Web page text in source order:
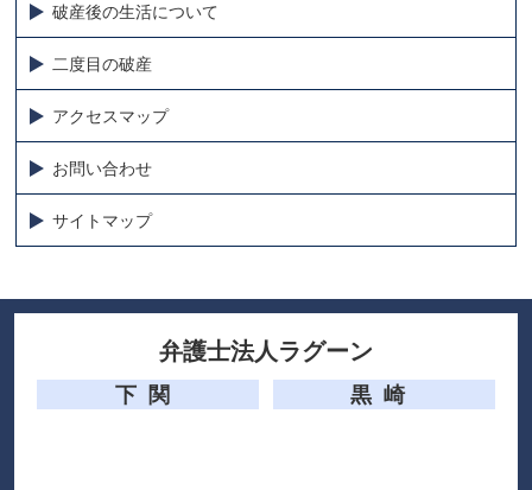
破産後の生活について
二度目の破産
アクセスマップ
お問い合わせ
サイトマップ
弁護士法人ラグーン
下関 黒崎